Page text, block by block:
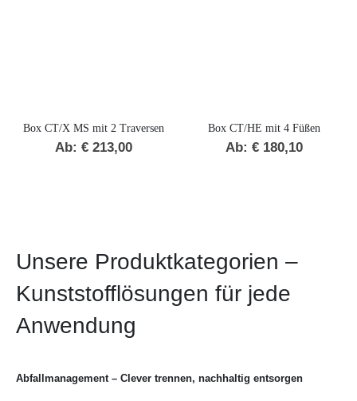
Box CT/X MS mit 2 Traversen
Ab: €213,00
Box CT/HE mit 4 Füßen
Ab: €180,10
Unsere Produktkategorien –
Kunststofflösungen für jede
Anwendung
Abfallmanagement – Clever trennen, nachhaltig entsorgen